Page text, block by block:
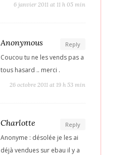
6 janvier 2011 at 11 h 05 min
Reply
Anonymous
Coucou tu ne les vends pas a
tous hasard .. merci .
26 octobre 2011 at 19 h 53 min
Reply
Charlotte
Anonyme : désolée je les ai
déjà vendues sur ebau il y a